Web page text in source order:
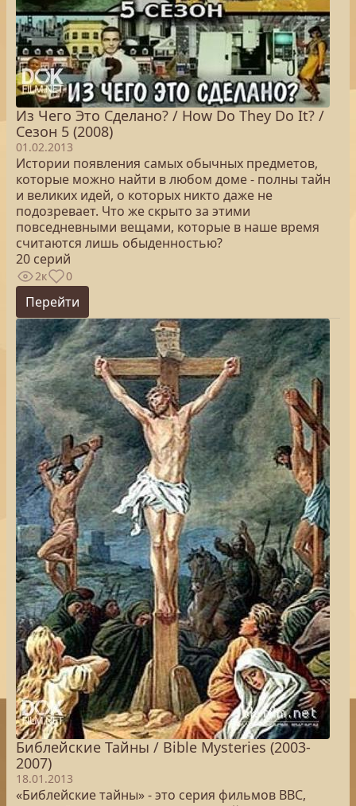
Из Чего Это Сделано? / How Do They Do It? /
Сезон 5 (2008)
01.02.2013
Истории появления самых обычных предметов,
которые можно найти в любом доме - полны тайн
и великих идей, о которых никто даже не
подозревает. Что же скрыто за этими
повседневными вещами, которые в наше время
считаются лишь обыденностью?
20 серий
2к 0
Перейти
Библейские Тайны / Bible Mysteries (2003-
2007)
18.01.2013
«Библейские тайны» - это серия фильмов BBC,